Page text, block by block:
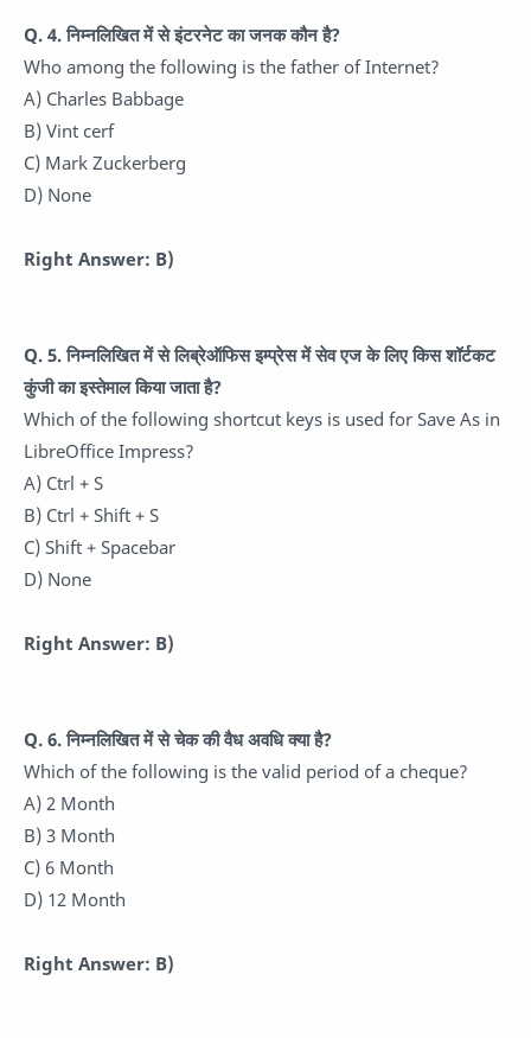
Q. 4. निम्नलिखित में से इंटरनेट का जनक कौन है?
Who among the following is the father of Internet?
A) Charles Babbage
B) Vint cerf
C) Mark Zuckerberg
D) None
Right Answer: B)
Q. 5. निम्नलिखित में से लिब्रेऑफिस इम्प्रेस में सेव एज के लिए किस शॉर्टकट
कुंजी का इस्तेमाल किया जाता है?
Which of the following shortcut keys is used for Save As in
LibreOffice Impress?
A) Ctrl + S
B) Ctrl + Shift + S
C) Shift + Spacebar
D) None
Right Answer: B)
Q. 6. निम्नलिखित में से चेक की वैध अवधि क्या है?
Which of the following is the valid period of a cheque?
A) 2 Month
B) 3 Month
C) 6 Month
D) 12 Month
Right Answer: B)